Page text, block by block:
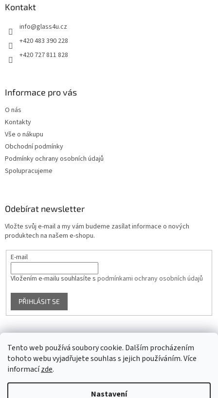
Tento web používá soubory cookie. Dalším procházením
tohoto webu vyjadřujete souhlas s jejich používáním. Více
informacízde.
Nastavení
Kontakt
info@glass4u.cz
+420 483 390 228
+420 727 811 828
Informace pro vás
O nás
Kontakty
Vše o nákupu
Obchodní podmínky
Podmínky ochrany osobních údajů
Spolupracujeme
Odebírat newsletter
Vložte svůj e-mail a my vám budeme zasílat informace o nových
produktech na našem e-shopu.
E-mail
Vložením e-mailu souhlasíte s podmínkami ochrany osobních údajů
PŘIHLÁSIT SE
Facebook